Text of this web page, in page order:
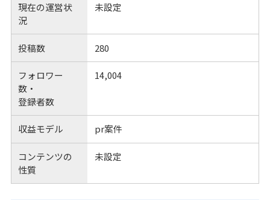
現在の運営状
況
未設定
投稿数 280
フォロワー
数・
登録者数
14,004
収益モデル pr案件
コンテンツの
性質
未設定